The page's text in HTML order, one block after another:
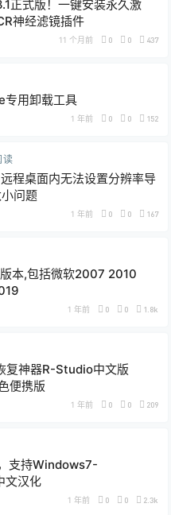
正式版！一键安装永久激
神经滤镜插件
11 个月前 0 0 437
用卸载工具
1 年前 0 0 152
读
程桌面内无法设置分辨率导
问题
1 年前 0 0 167
本,包括微软2007 2010
1 年前 0 0 1.8k
复神器R-Studio中文版
便携版
1 年前 0 0 209
支持Windows7-
文汉化
1 年前 0 0 2.3k